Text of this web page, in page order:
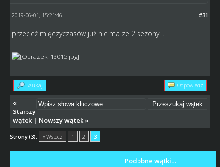
#31
2019-06-01, 15:21:46
przecież międzyczasów już nie ma ze 2 sezony ...
Szukaj Odpowiedz
«
Starszy
wątek| Nowszy wątek»
Strony (3): « Wstecz 1 2 3
Podobne wątki…